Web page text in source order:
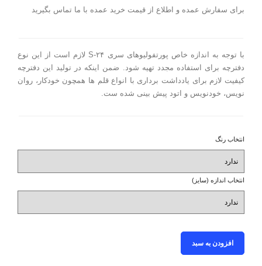
گجت و اکسسوار چرم طبیعی
کیف تلفن همراه و کارت اعتباری
کرم محافظ چرم
برای سفارش عمده و اطلاع از قیمت خرید عمده با ما تماس بگیرید
با توجه به اندازه خاص پورتفولیوهای سری S-۲۴ لازم است از این نوع
دفترچه برای استفاده مجدد تهیه شود. ضمن اینکه در تولید این دفترچه
کیفیت لازم برای یادداشت برداری با انواع قلم ها همچون خودکار، روان
نویس، خودنویس و اتود پیش بینی شده ست.
انتخاب رنگ
انتخاب اندازه (سایز)
افزودن به سبد